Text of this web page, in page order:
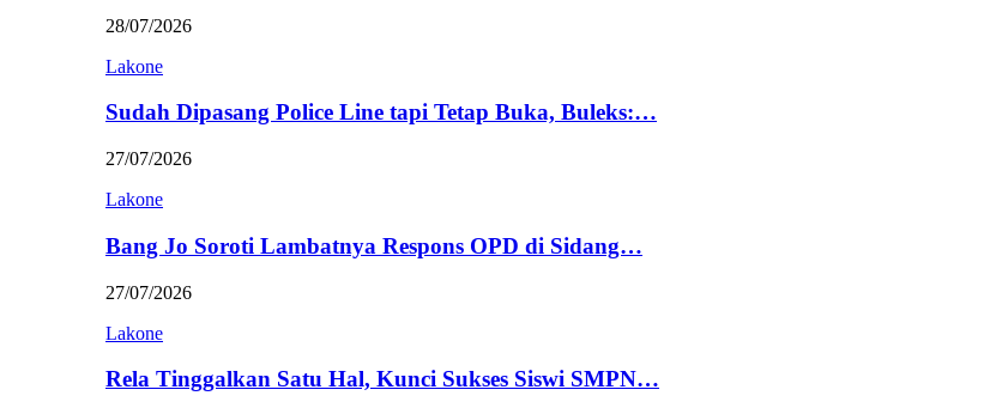
28/07/2026
Lakone
Sudah Dipasang Police Line tapi Tetap Buka, Buleks:…
27/07/2026
Lakone
Bang Jo Soroti Lambatnya Respons OPD di Sidang…
27/07/2026
Lakone
Rela Tinggalkan Satu Hal, Kunci Sukses Siswi SMPN…